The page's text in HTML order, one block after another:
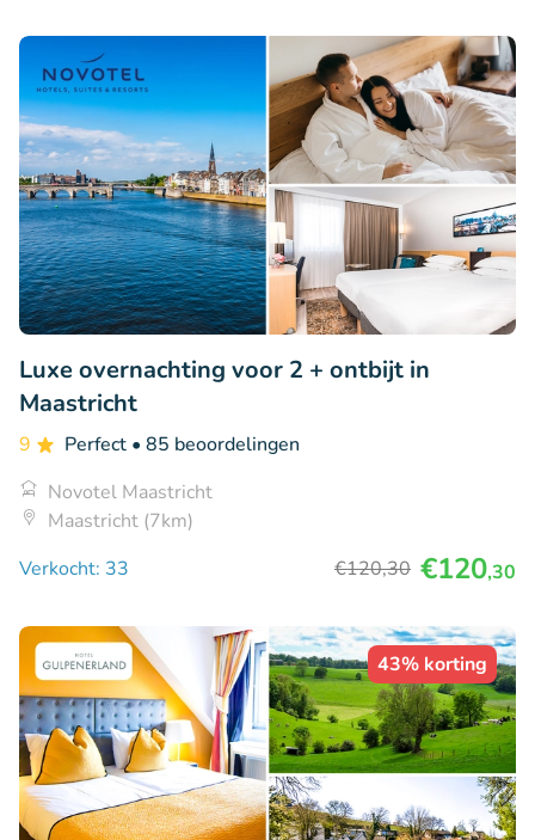
Luxe overnachting voor 2 + ontbijt in
Maastricht
9 Perfect • 85 beoordelingen
Novotel Maastricht
Maastricht (7km)
Verkocht: 33
€120,30 €120,30
43% korting